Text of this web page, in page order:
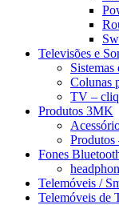
Televisões e
Colunas
TV –
Produtos 3MK
Produtos
Fones
Telemóveis /
Telemóveis de